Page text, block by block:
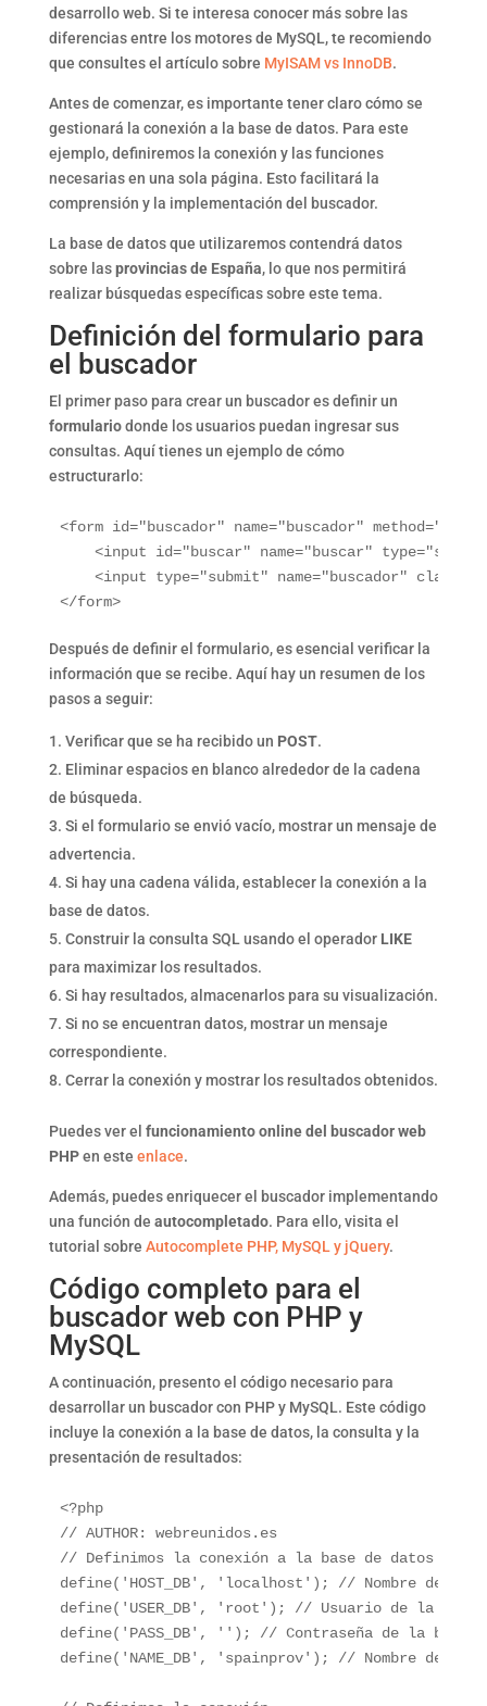
desarrollo web. Si te interesa conocer más sobre las
diferencias entre los motores de MySQL, te recomiendo
que consultes el artículo sobre MyISAM vs InnoDB.
Antes de comenzar, es importante tener claro cómo se
gestionará la conexión a la base de datos. Para este
ejemplo, definiremos la conexión y las funciones
necesarias en una sola página. Esto facilitará la
comprensión y la implementación del buscador.
La base de datos que utilizaremos contendrá datos
sobre lasprovincias de España, lo que nos permitirá
realizar búsquedas específicas sobre este tema.
Definición del formulario para
el buscador
El primer paso para crear un buscador es definir un
formulariodonde los usuarios puedan ingresar sus
consultas. Aquí tienes un ejemplo de cómo
estructurarlo:
<form id="buscador" name="buscador"
<input id="buscar" name="buscar"
<input type="submit" name="buscador"
</form>
Después de definir el formulario, es esencial verificar la
información que se recibe. Aquí hay un resumen de los
pasos a seguir:
Verificar que se ha recibido un POST.
Eliminar espacios en blanco alrededor de la cadena
de búsqueda.
Si el formulario se envió vacío, mostrar un mensaje de
advertencia.
Si hay una cadena válida, establecer la conexión a la
base de datos.
Construir la consulta SQL usando el operador LIKE
para maximizar los resultados.
Si hay resultados, almacenarlos para su visualización.
Si no se encuentran datos, mostrar un mensaje
correspondiente.
Cerrar la conexión y mostrar los resultados obtenidos.
Puedes ver el funcionamiento online del buscador web
PHPen este enlace.
Además, puedes enriquecer el buscador implementando
una función de autocompletado. Para ello, visita el
tutorial sobre Autocomplete PHP, MySQL y jQuery.
Código completo para el
buscador web con PHP y
MySQL
A continuación, presento el código necesario para
desarrollar un buscador con PHP y MySQL. Este código
incluye la conexión a la base de datos, la consulta y la
presentación de resultados:
<?php
// AUTHOR: webreunidos.es
// Definimos la conexión a la base de datos
define('HOST_DB', 'localhost'); // Nombre del
define('USER_DB', 'root'); // Usuario de la base
define('PASS_DB', ''); // Contraseña de la base
define('NAME_DB', 'spainprov'); // Nombre de la